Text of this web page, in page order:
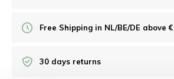
Free Shipping in NL/BE/DE above
30 days returns